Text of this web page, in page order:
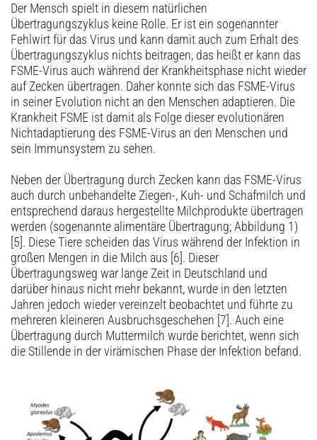
Der Mensch spielt in diesem natürlichen
Übertragungszyklus keine Rolle. Er ist ein sogenannter
Fehlwirt für das Virus und kann damit auch zum Erhalt des
Übertragungszyklus nichts beitragen, das heißt er kann das
FSME-Virus auch während der Krankheitsphase nicht wieder
auf Zecken übertragen. Daher konnte sich das FSME-Virus
in seiner Evolution nicht an den Menschen adaptieren. Die
Krankheit FSME ist damit als Folge dieser evolutionären
Nichtadaptierung des FSME-Virus an den Menschen und
sein Immunsystem zu sehen.
Neben der Übertragung durch Zecken kann das FSME-Virus
auch durch unbehandelte Ziegen-, Kuh- und Schafmilch und
entsprechend daraus hergestellte Milchprodukte übertragen
werden (sogenannte alimentäre Übertragung; Abbildung 1)
[5]. Diese Tiere scheiden das Virus während der Infektion in
großen Mengen in die Milch aus [6]. Dieser
Übertragungsweg war lange Zeit in Deutschland und
darüber hinaus nicht mehr bekannt, wurde in den letzten
Jahren jedoch wieder vereinzelt beobachtet und führte zu
mehreren kleineren Ausbruchsgeschehen [7]. Auch eine
Übertragung durch Muttermilch wurde berichtet, wenn sich
die Stillende in der virämischen Phase der Infektion befand.